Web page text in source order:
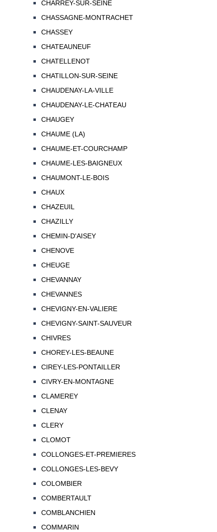
CHARREY-SUR-SEINE
CHASSAGNE-MONTRACHET
CHASSEY
CHATEAUNEUF
CHATELLENOT
CHATILLON-SUR-SEINE
CHAUDENAY-LA-VILLE
CHAUDENAY-LE-CHATEAU
CHAUGEY
CHAUME (LA)
CHAUME-ET-COURCHAMP
CHAUME-LES-BAIGNEUX
CHAUMONT-LE-BOIS
CHAUX
CHAZEUIL
CHAZILLY
CHEMIN-D'AISEY
CHENOVE
CHEUGE
CHEVANNAY
CHEVANNES
CHEVIGNY-EN-VALIERE
CHEVIGNY-SAINT-SAUVEUR
CHIVRES
CHOREY-LES-BEAUNE
CIREY-LES-PONTAILLER
CIVRY-EN-MONTAGNE
CLAMEREY
CLENAY
CLERY
CLOMOT
COLLONGES-ET-PREMIERES
COLLONGES-LES-BEVY
COLOMBIER
COMBERTAULT
COMBLANCHIEN
COMMARIN